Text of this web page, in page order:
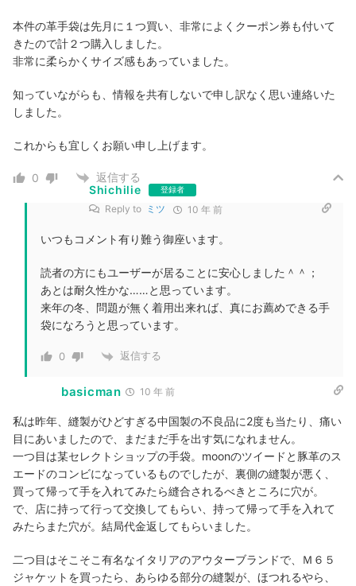
本件の革手袋は先月に１つ買い、非常によくクーポン券も付いて
きたので計２つ購入しました。
非常に柔らかくサイズ感もあっていました。
知っていながらも、情報を共有しないで申し訳なく思い連絡いた
しました。
これからも宜しくお願い申し上げます。
0
返信する
Shichilie
登録者
Reply to ミツ 10 年 前
いつもコメント有り難う御座います。
読者の方にもユーザーが居ることに安心しました＾＾；
あとは耐久性かな……と思っています。
来年の冬、問題が無く着用出来れば、真にお薦めできる手
袋になろうと思っています。
0 返信する
basicman 10 年 前
私は昨年、縫製がひどすぎる中国製の不良品に2度も当たり、痛い
目にあいましたので、まだまだ手を出す気になれません。
一つ目は某セレクトショップの手袋。moonのツイードと豚革のス
エードのコンビになっているものでしたが、裏側の縫製が悪く、
買って帰って手を入れてみたら縫合されるべきところに穴が。
で、店に持って行って交換してもらい、持って帰って手を入れて
みたらまた穴が。結局代金返してもらいました。
二つ目はそこそこ有名なイタリアのアウターブランドで、Ｍ６５
ジャケットを買ったら、あらゆる部分の縫製が、ほつれるやら、